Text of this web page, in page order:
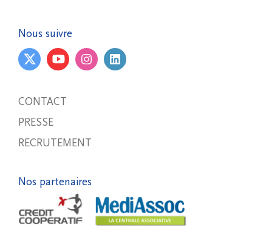
Nous suivre
CONTACT
PRESSE
RECRUTEMENT
Nos partenaires